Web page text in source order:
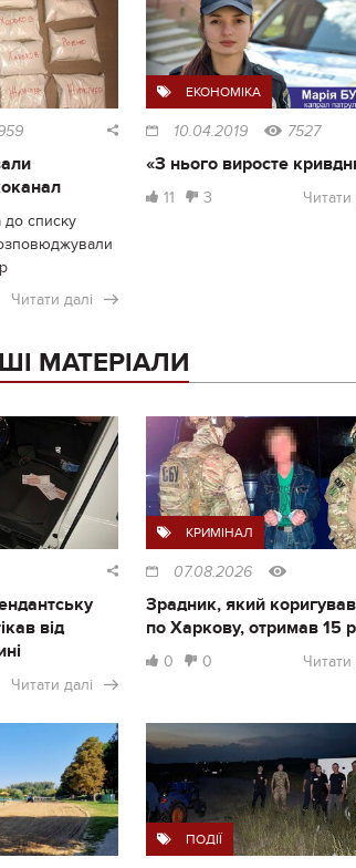
до списку
Читати далі
ЕКОНОМІКА
10.04.2019 7527
«З нього виросте
11 3 Читати
МАТЕРІАЛИ
від
Читати далі
КРИМІНАЛ
07.08.2026
Зрадник, який
по Харкову, отримав 15
0 0 Читати
ПОДІЇ